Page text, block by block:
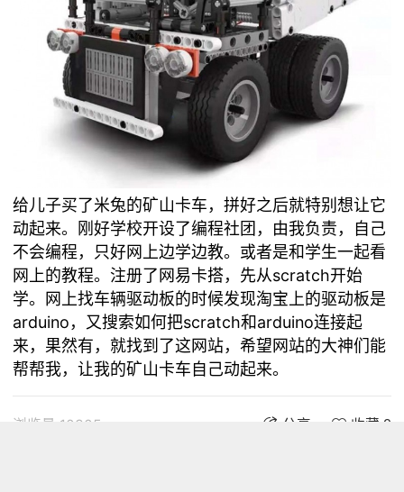
给儿子买了米兔的矿山卡车，拼好之后就特别想让它
动起来。刚好学校开设了编程社团，由我负责，自己
不会编程，只好网上边学边教。或者是和学生一起看
网上的教程。注册了网易卡搭，先从scratch开始
学。网上找车辆驱动板的时候发现淘宝上的驱动板是
arduino，又搜索如何把scratch和arduino连接起
来，果然有，就找到了这网站，希望网站的大神们能
帮帮我，让我的矿山卡车自己动起来。
浏览量 10305 分享 收藏 0